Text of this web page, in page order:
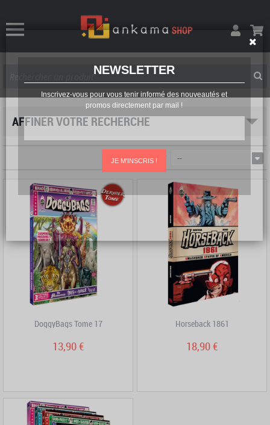
NEWSLETTER
Inscrivez-vous pour vous tenir informé des nouveautés et
promos directement par mail !
JE M'INSCRIS !
AFFINER VOTRE RECHERCHE
Trier par --
DoggyBags Tome 17
13,90 €
Horseback 1861
18,90 €